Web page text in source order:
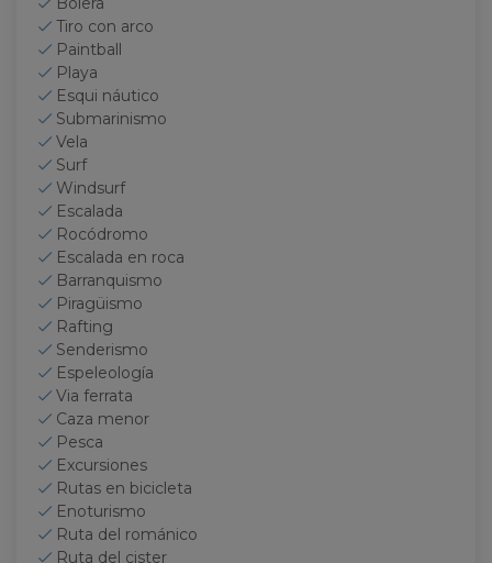
Tiro con arco
Paintball
Playa
Esqui náutico
Submarinismo
Vela
Surf
Windsurf
Escalada
Rocódromo
Escalada en roca
Barranquismo
Piragüismo
Rafting
Senderismo
Espeleología
Via ferrata
Caza menor
Pesca
Excursiones
Rutas en bicicleta
Enoturismo
Ruta del románico
Ruta del cister